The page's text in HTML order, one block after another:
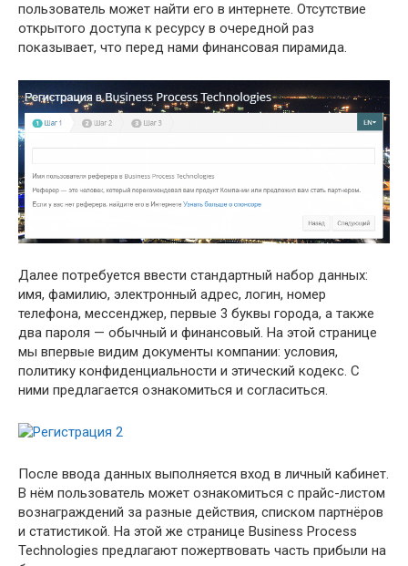
пользователь может найти его в интернете. Отсутствие
открытого доступа к ресурсу в очередной раз
показывает, что перед нами финансовая пирамида.
Далее потребуется ввести стандартный набор данных:
имя, фамилию, электронный адрес, логин, номер
телефона, мессенджер, первые 3 буквы города, а также
два пароля — обычный и финансовый. На этой странице
мы впервые видим документы компании: условия,
политику конфиденциальности и этический кодекс. С
ними предлагается ознакомиться и согласиться.
После ввода данных выполняется вход в личный кабинет.
В нём пользователь может ознакомиться с прайс-листом
вознаграждений за разные действия, списком партнёров
и статистикой. На этой же странице Business Process
Technologies предлагают пожертвовать часть прибыли на